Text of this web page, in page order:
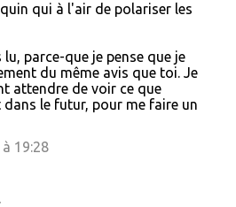
qui à l'air de polariser les
lu, parce-que je pense que je
du même avis que toi. Je
attendre de voir ce que
dans le futur, pour me faire un
19:28